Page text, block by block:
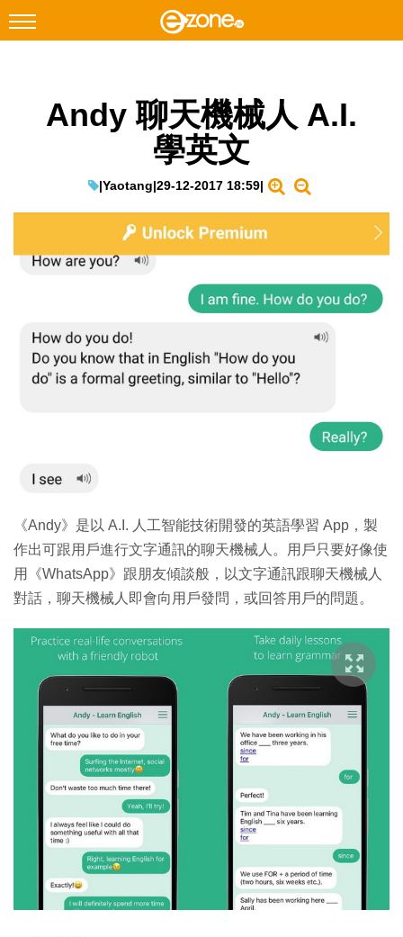
Facebook Instagram
遊戲動漫
生成式AI與雲端應用
Enterprise Digital Transformation
Andy 聊天機械人 A.I.
學英文
|Yaotang|29-12-2017 18:59|
《Andy》是以 A.I. 人工智能技術開發的英語學習 App，製
作出可跟用戶進行文字通訊的聊天機械人。用戶只要好像使
用《WhatsApp》跟朋友傾談般，以文字通訊跟聊天機械人
對話，聊天機械人即會向用戶發問，或回答用戶的問題。